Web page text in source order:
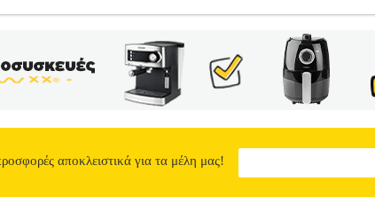
ΑΝΑΛΩΣΙΜΑ-ΕΞΑΡΤΗΜΑΤΑ ΕΡΓΑΛΕΙΩΝ •BLACK
N DECKER 18V LI-ION 4AH.• Τάση: 18 V.•
της Black & Decker, Stanley, Dewalt καλύπτονται από διετή
χωρίς καμία επιβάρυνση. Το προϊόν πρέπει να συνοδεύεται
Εξαιρούνται όλα τα αναλώσιμα όπως ορίζονται από
αποκλειστικά για τα μέλη μας!